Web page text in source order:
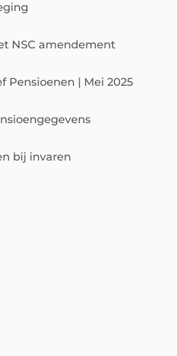
NSC amendement
Pensioenen | Mei 2025
bij invaren